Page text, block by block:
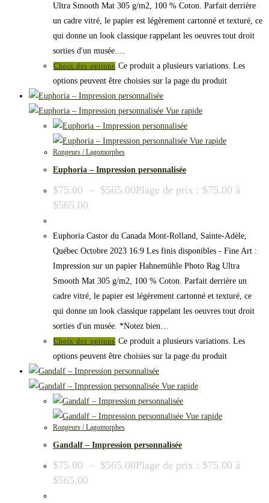
Ultra Smooth Mat 305 g/m2, 100 % Coton. Parfait derrière
un cadre vitré, le papier est légèrement cartonné et texturé, ce
qui donne un look classique rappelant les oeuvres tout droit
sorties d'un musée.…
Choix des options Ce produit a plusieurs variations. Les
options peuvent être choisies sur la page du produit
Vue rapide
Vue rapide
Rongeurs / Lagomorphes
Euphoria – Impression personnalisée
$75.00 – $565.00Plage de prix : $75.00 à
$565.00
Euphoria Castor du Canada Mont-Rolland, Sainte-Adèle,
Québec Octobre 2023 16:9 Les finis disponibles - Fine Art :
Impression sur un papier Hahnemühle Photo Rag Ultra
Smooth Mat 305 g/m2, 100 % Coton. Parfait derrière un
cadre vitré, le papier est légèrement cartonné et texturé, ce
qui donne un look classique rappelant les oeuvres tout droit
sorties d'un musée. *Notez bien…
Choix des options Ce produit a plusieurs variations. Les
options peuvent être choisies sur la page du produit
Vue rapide
Vue rapide
Rongeurs / Lagomorphes
Gandalf – Impression personnalisée
$75.00 – $565.00Plage de prix : $75.00 à
$565.00